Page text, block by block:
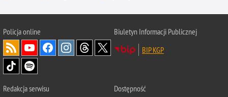
Policjaonline
Biuletyn Informacji Publicznej
BIP KGP
Redakcja serwisu
Dostępność